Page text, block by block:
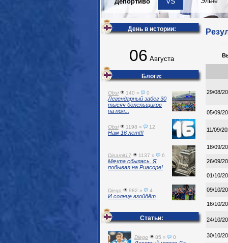
День в истории:
06 Августа
Блоги:
Obsi 140 » 0
Легендарный забег 30
тысяч болельщиков
на пол...
Obsi 1198 » 12
Нам 16 лет!!!
Dinamit17 1137 » 6
Мечта сбылась. Я
побывал на Риасоре!
Diego 982 » 4
И солнце взойдёт
Статьи:
Diego 85 » 0
29/08/
05/09/
11/09/
18/09/
26/09/
01/10/
09/10/
16/10/
24/10/
30/10/